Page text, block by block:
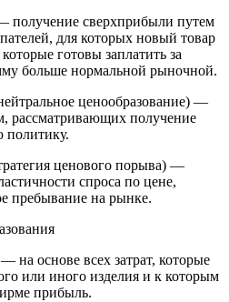
получение сверхприбыли путем
для которых новый товар
готовы заплатить за
больше нормальной рыночной.
ценообразование) —
рассматривающих получение
политику.
ценового порыва) —
спроса по цене,
пребывание на рынке.
основе всех затрат, которые
или иного изделия и к которым
прибыль.